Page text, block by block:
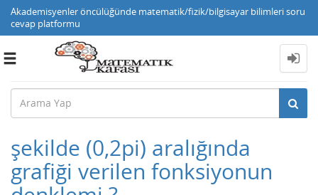
Akademisyenler öncülüğünde matematik/fizik/bilgisayar bilimleri soru
cevap platformu
Toggle
şekilde (0,2pi) aralığında
grafiği verilen fonksiyonun